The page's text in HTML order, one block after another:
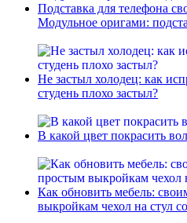
Подставка для телефона
Модульное оригами:
Не застыл холодец: как
студень плохо застыл?
В какой цвет покрасить
Как обновить мебель:
выкройкам чехол на стул